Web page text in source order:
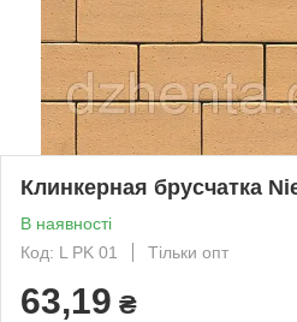
Клинкерная брусчатка
В наявності
Код: L PK 01
Тільки опт
63,19 ₴